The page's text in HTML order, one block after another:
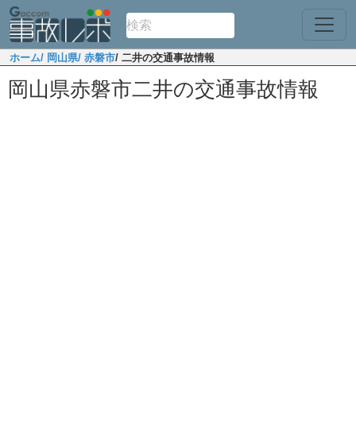
ホーム/ 岡山県/ 赤磐市/ 二井の交通事故情報
岡山県赤磐市二井の交通事故情報